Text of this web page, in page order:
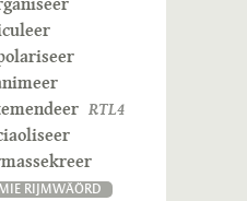
RTL4
MIE RIJMWÄÖRD